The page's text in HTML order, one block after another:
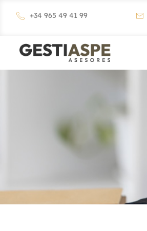
+34 965 49 41 99